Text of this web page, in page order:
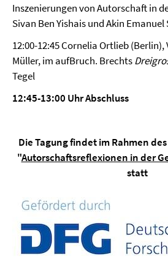
Inszenierungen von Autorschaft in
Sivan Ben Yishais und Akin Emanuel
12:00-12:45 Cornelia Ortlieb
Müller, im aufBruch. Brechts
Tegel
12:45-13:00 Uhr Abschluss
Die Tagung findet im Rahmen
"Autorschaftsreflexionen in der
statt